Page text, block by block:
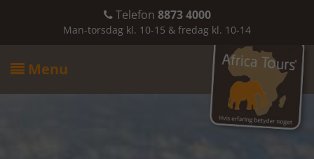
Telefon 8873 4000
Man-torsdag kl. 10-15 & fredag kl. 10-14
 Menu